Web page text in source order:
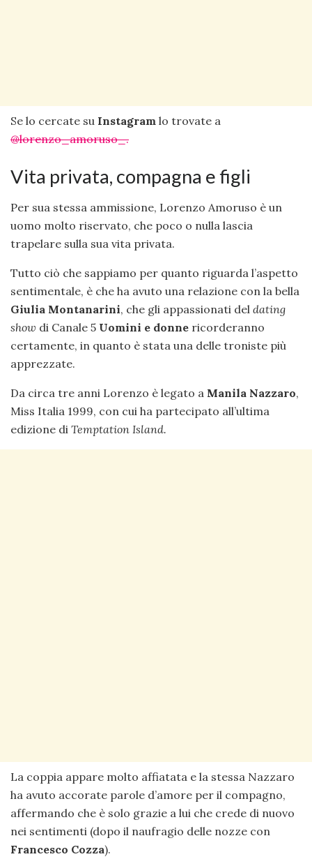
Se lo cercate su Instagram lo trovate a
@lorenzo_amoruso_.
Vita privata, compagna e figli
Per sua stessa ammissione, Lorenzo Amoruso è un
uomo molto riservato, che poco o nulla lascia
trapelare sulla sua vita privata.
Tutto ciò che sappiamo per quanto riguarda l’aspetto
sentimentale, è che ha avuto una relazione con la bella
Giulia Montanarini, che gli appassionati del dating
show di Canale 5 Uomini e donne ricorderanno
certamente, in quanto è stata una delle troniste più
apprezzate.
Da circa tre anni Lorenzo è legato a Manila Nazzaro,
Miss Italia 1999, con cui ha partecipato all’ultima
edizione di Temptation Island.
La coppia appare molto affiatata e la stessa Nazzaro
ha avuto accorate parole d’amore per il compagno,
affermando che è solo grazie a lui che crede di nuovo
nei sentimenti (dopo il naufragio delle nozze con
Francesco Cozza).